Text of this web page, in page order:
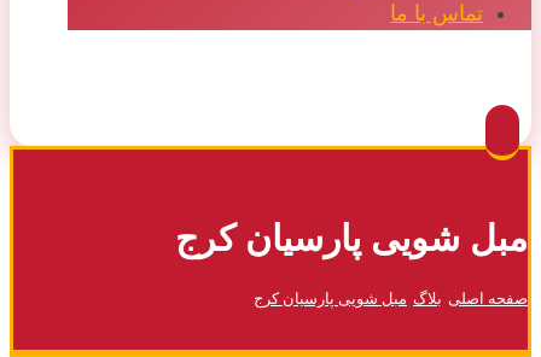
تماس با ما
مبل شویی پارسیان کرج
صفحه اصلی بلاگ مبل شویی پارسیان کرج